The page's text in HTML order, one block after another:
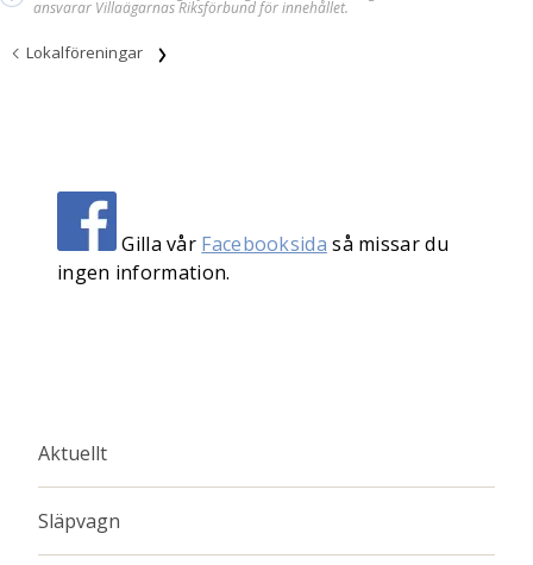
ansvarar Villaägarnas Riksförbund för innehållet.
Lokalföreningar
Gilla vår Facebooksida så missar du
ingen information.
Aktuellt
Släpvagn